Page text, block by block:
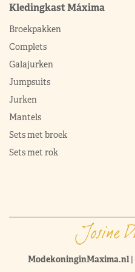
Kledingkast Máxima
Broekpakken
Complets
Galajurken
Jumpsuits
Jurken
Mantels
Sets met broek
Sets met rok
ModekoninginMaxima.nl|